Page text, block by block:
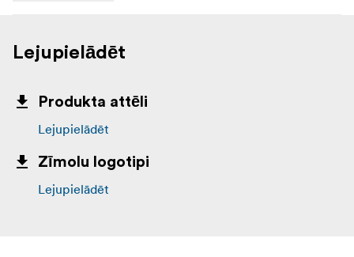
Lejupielādēt
Produkta attēli
Lejupielādēt
Zīmolu logotipi
Lejupielādēt